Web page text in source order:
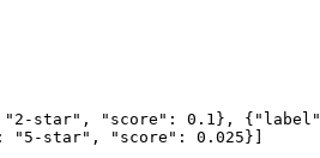
"2-star" , "score" : 0.1 }, { "label"
: "5-star" , "score" : 0.025 }]